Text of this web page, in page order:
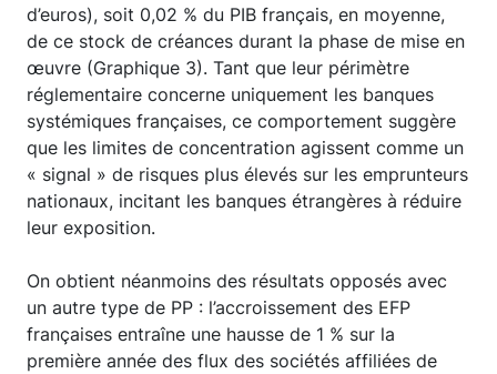
d’euros), soit 0,02 % du PIB français, en moyenne,
de ce stock de créances durant la phase de mise en
œuvre (Graphique 3). Tant que leur périmètre
réglementaire concerne uniquement les banques
systémiques françaises, ce comportement suggère
que les limites de concentration agissent comme un
« signal » de risques plus élevés sur les emprunteurs
nationaux, incitant les banques étrangères à réduire
leur exposition.
On obtient néanmoins des résultats opposés avec
un autre type de PP : l’accroissement des EFP
françaises entraîne une hausse de 1 % sur la
première année des flux des sociétés affiliées de